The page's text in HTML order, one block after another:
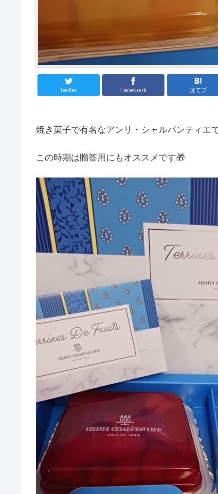
Twitter Facebook はてブ
焼き菓子で有名なアンリ・シャルパンティエ
この時期は贈答用にもオススメです🎁